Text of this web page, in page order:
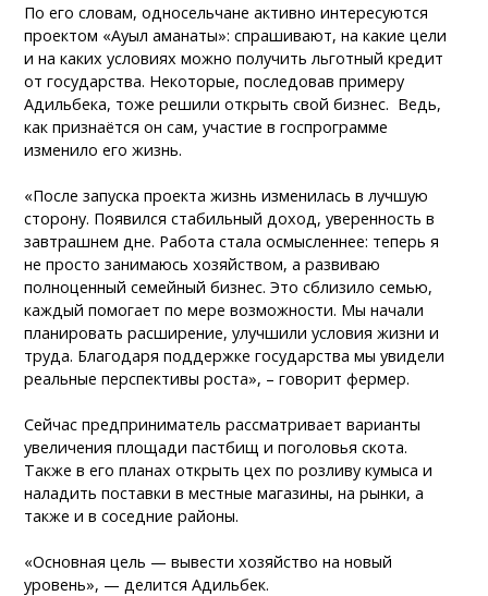
По его словам, односельчане активно интересуются
проектом «Ауыл аманаты»: спрашивают, на какие цели
и на каких условиях можно получить льготный кредит
от государства. Некоторые, последовав примеру
Адильбека, тоже решили открыть свой бизнес. Ведь,
как признаётся он сам, участие в госпрограмме
изменило его жизнь.
«После запуска проекта жизнь изменилась в лучшую
сторону. Появился стабильный доход, уверенность в
завтрашнем дне. Работа стала осмысленнее: теперь я
не просто занимаюсь хозяйством, а развиваю
полноценный семейный бизнес. Это сблизило семью,
каждый помогает по мере возможности. Мы начали
планировать расширение, улучшили условия жизни и
труда. Благодаря поддержке государства мы увидели
реальные перспективы роста», – говорит фермер.
Сейчас предприниматель рассматривает варианты
увеличения площади пастбищ и поголовья скота.
Также в его планах открыть цех по розливу кумыса и
наладить поставки в местные магазины, на рынки, а
также и в соседние районы.
«Основная цель — вывести хозяйство на новый
уровень», — делится Адильбек.